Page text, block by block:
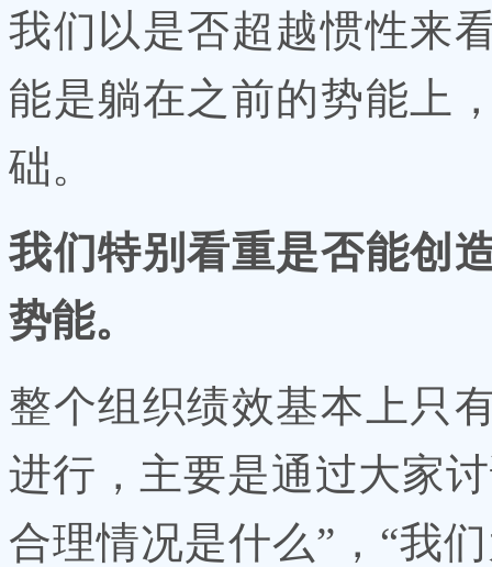
我们以是否超越惯性来
能是躺在之前的势能上
础。
我们特别看重是否能创
势能。
整个组织绩效基本上只
进行，主要是通过大家
合理情况是什么”，“我